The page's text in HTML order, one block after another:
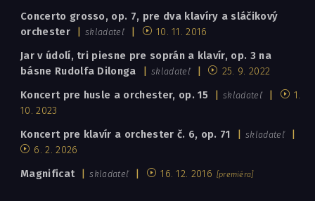
Concerto grosso, op. 7, pre dva klavíry a sláčikový
orchester
| skladateľ |
10. 11. 2016
Jar v údolí, tri piesne pre soprán a klavír, op. 3 na
básne Rudolfa Dilonga
| skladateľ |
25. 9. 2022
Koncert pre husle a orchester, op. 15
| skladateľ |
1.
10. 2023
Koncert pre klavír a orchester č. 6, op. 71
| skladateľ
|
6. 2. 2026
Magnificat | skladateľ | 16. 12. 2016 [premiéra]